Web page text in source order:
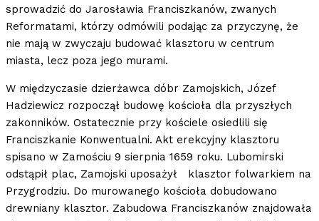
sprowadzić do Jarosławia Franciszkanów, zwanych
Reformatami, którzy odmówili podając za przyczynę, że
nie mają w zwyczaju budować klasztoru w centrum
miasta, lecz poza jego murami.
W międzyczasie dzierżawca dóbr Zamojskich, Józef
Hadziewicz rozpoczął budowę kościoła dla przyszłych
zakonników. Ostatecznie przy kościele osiedlili się
Franciszkanie Konwentualni. Akt erekcyjny klasztoru
spisano w Zamościu 9 sierpnia 1659 roku. Lubomirski
odstąpił plac, Zamojski uposażył klasztor folwarkiem na
Przygrodziu. Do murowanego kościoła dobudowano
drewniany klasztor. Zabudowa Franciszkanów znajdowała